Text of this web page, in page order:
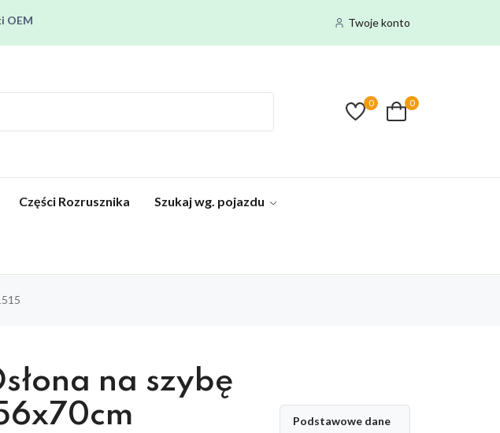
OEM
od 8:00 do 16:00
stałych !
Twoje konto
0 0
Części Rozrusznika Szukaj wg. pojazdu
na szybę
Podstawowe dane